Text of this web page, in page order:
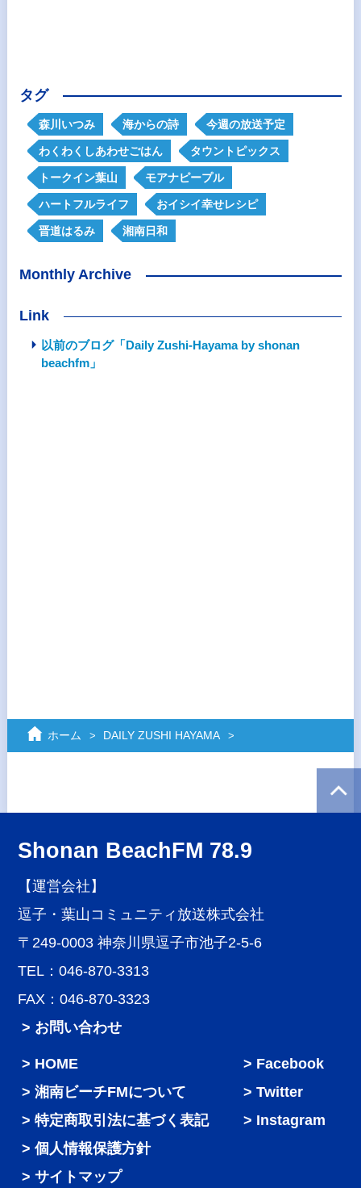
タグ
森川いつみ 海からの詩 今週の放送予定
わくわくしあわせごはん タウントピックス
トークイン葉山 モアナピープル
ハートフルライフ おイシイ幸せレシピ
晋道はるみ 湘南日和
Monthly Archive
Link
以前のブログ「Daily Zushi-Hayama by shonan
beachfm」
ホーム DAILY ZUSHI HAYAMA
Shonan BeachFM 78.9
【運営会社】
逗子・葉山コミュニティ放送株式会社
〒249-0003 神奈川県逗子市池子2-5-6
TEL：046-870-3313
FAX：046-870-3323
> お問い合わせ
HOME
湘南ビーチFMについて
特定商取引法に基づく表記
個人情報保護方針
サイトマップ
Facebook
Twitter
Instagram